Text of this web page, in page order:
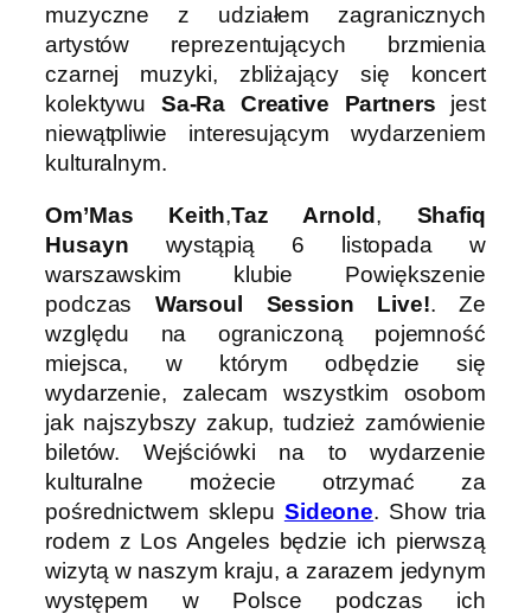
muzyczne z udziałem zagranicznych
artystów reprezentujących brzmienia
czarnej muzyki, zbliżający się koncert
kolektywu Sa-Ra Creative Partners jest
niewątpliwie interesującym wydarzeniem
kulturalnym.
Om’Mas Keith,Taz Arnold, Shafiq
Husayn wystąpią 6 listopada w
warszawskim klubie Powiększenie
podczas Warsoul Session Live!. Ze
względu na ograniczoną pojemność
miejsca, w którym odbędzie się
wydarzenie, zalecam wszystkim osobom
jak najszybszy zakup, tudzież zamówienie
biletów. Wejściówki na to wydarzenie
kulturalne możecie otrzymać za
pośrednictwem sklepu Sideone. Show tria
rodem z Los Angeles będzie ich pierwszą
wizytą w naszym kraju, a zarazem jedynym
występem w Polsce podczas ich